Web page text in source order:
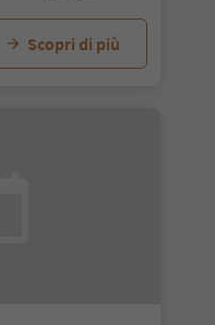
Scopri di più